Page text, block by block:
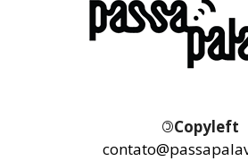
©Copyleft